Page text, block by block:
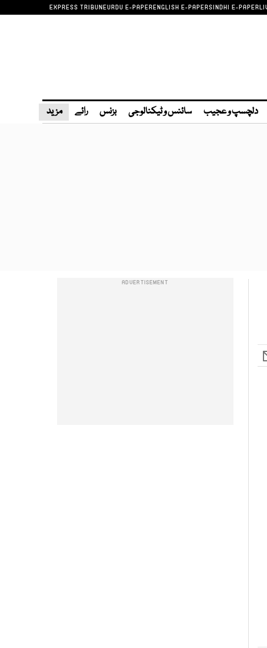
EXPRESS TRIBUNEURDU E-PAPERENGLISH E-PAPERSINDHI E-PAPER
دلچسپ و عجیب سائنس و ٹیکنالوجی بزنس رائے مزید